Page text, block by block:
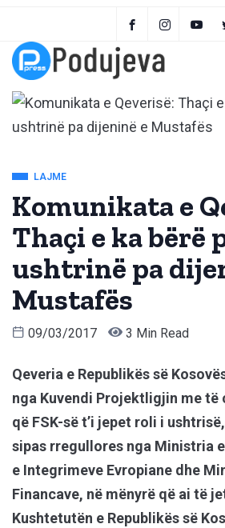
LAJME
Komunikata e
Thaçi e ka bërë
ushtrinë pa
Mustafës
09/03/2017 3 Min Read
Qeveria e Republikës së
nga Kuvendi Projektligjin me
që FSK-së t’i jepet roli i
sipas rregullores nga Ministria
e Integrimeve Evropiane dhe
Financave, në mënyrë që ai të
Kushtetutën e Republikës së